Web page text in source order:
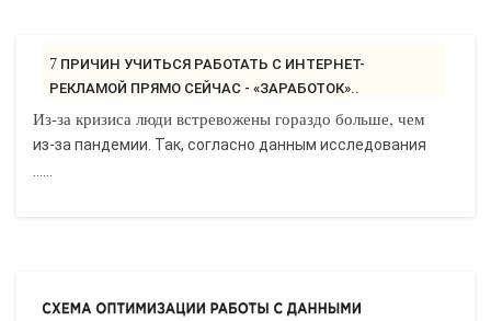
7 ПРИЧИН УЧИТЬСЯ РАБОТАТЬ С ИНТЕРНЕТ-
РЕКЛАМОЙ ПРЯМО СЕЙЧАС - «ЗАРАБОТОК»..
Из-за кризиса люди встревожены гораздо больше, чем
из-за пандемии. Так, согласно данным исследования